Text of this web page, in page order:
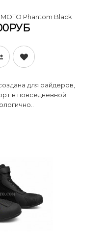
Phantom Black
для райдеров,
в повседневной